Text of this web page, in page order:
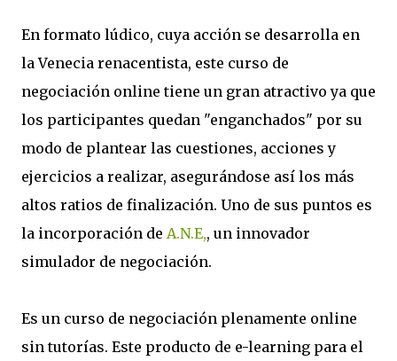
En formato lúdico, cuya acción se desarrolla en
la Venecia renacentista, este curso de
negociación online tiene un gran atractivo ya que
los participantes quedan "enganchados" por su
modo de plantear las cuestiones, acciones y
ejercicios a realizar, asegurándose así los más
altos ratios de finalización. Uno de sus puntos es
la incorporación de A.N.E,, un innovador
simulador de negociación.
Es un curso de negociación plenamente online
sin tutorías. Este producto de e-learning para el